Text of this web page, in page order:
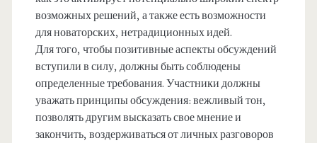
возможных решений, а также есть возможности
для новаторских, нетрадиционных идей.
Для того, чтобы позитивные аспекты обсуждений
вступили в силу, должны быть соблюдены
определенные требования. Участники должны
уважать принципы обсуждения: вежливый тон,
позволять другим высказать свое мнение и
закончить, воздерживаться от личных разговоров